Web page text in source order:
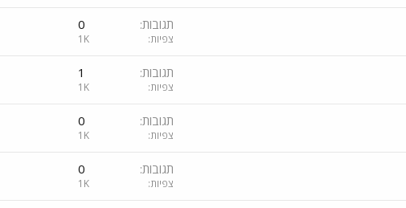
תגובות 0
צפיות 1K
תגובות 1
צפיות 1K
תגובות 0
צפיות 1K
תגובות 0
צפיות 1K